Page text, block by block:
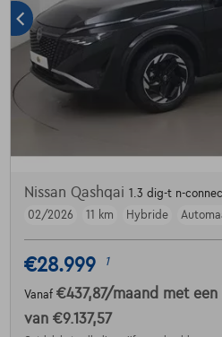
Nissan Qashqai 1.3 dig-t n-
02/2026
11 km Hybride
€28.999 1
Vanaf €437,87/maand met een
van €9.137,57